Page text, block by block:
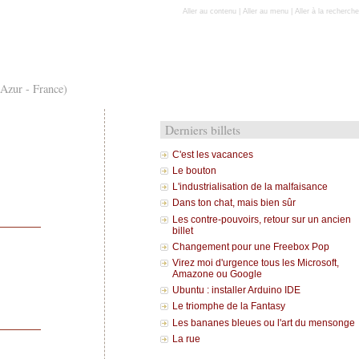
- France)
Aller au contenu Aller au menu Aller à la recherche
Derniers billets
C'est les vacances
Le bouton
L'industrialisation de la malfaisance
Dans ton chat, mais bien sûr
Les contre-pouvoirs, retour sur un ancien
billet
Changement pour une Freebox Pop
Virez moi d'urgence tous les Microsoft,
Amazone ou Google
Ubuntu : installer Arduino IDE
Le triomphe de la Fantasy
Les bananes bleues ou l'art du mensonge
La rue